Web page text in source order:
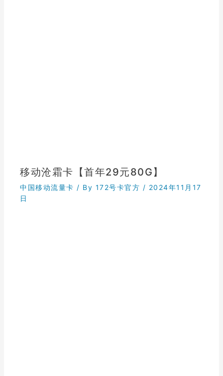
移动沧霜卡【首年29元80G】
中国移动流量卡 / By 172号卡官方 / 2024年11月17
日